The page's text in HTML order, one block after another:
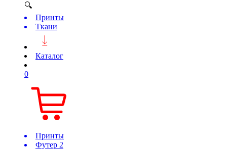
🔍
Принты
Ткани
Каталог
0
Принты
Футер 2